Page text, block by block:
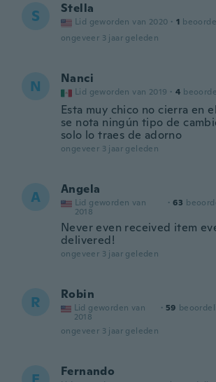
S Stella
Lid geworden van 2020 · 1
ongeveer 3 jaar geleden
N Nanci
Lid geworden van 2019 · 4
Esta muy chico no cierra en
se nota ningún tipo de
solo lo traes de adorno
ongeveer 3 jaar geleden
A Angela
Lid geworden van
2018
· 63
Never even received item
delivered!
ongeveer 3 jaar geleden
R Robin
Lid geworden van
2018
· 59
ongeveer 3 jaar geleden
Fernando